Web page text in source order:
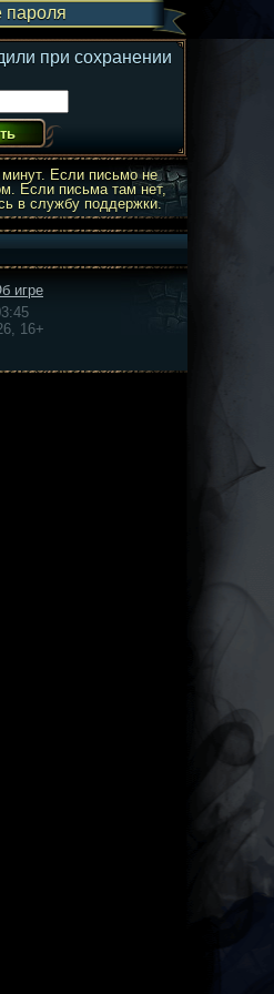
пароля
при сохранении
Если письмо не
Если письма там нет,
в службу поддержки.
игре
16+